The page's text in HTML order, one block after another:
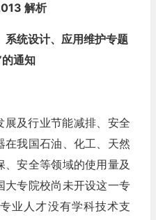
解析
系统设计、应用维护专题
的通知
展及行业节能减排、安全
在我国石油、化工、天然
安全等领域的使用量及
大专院校尚未开设这一专
业人才没有学科技术支